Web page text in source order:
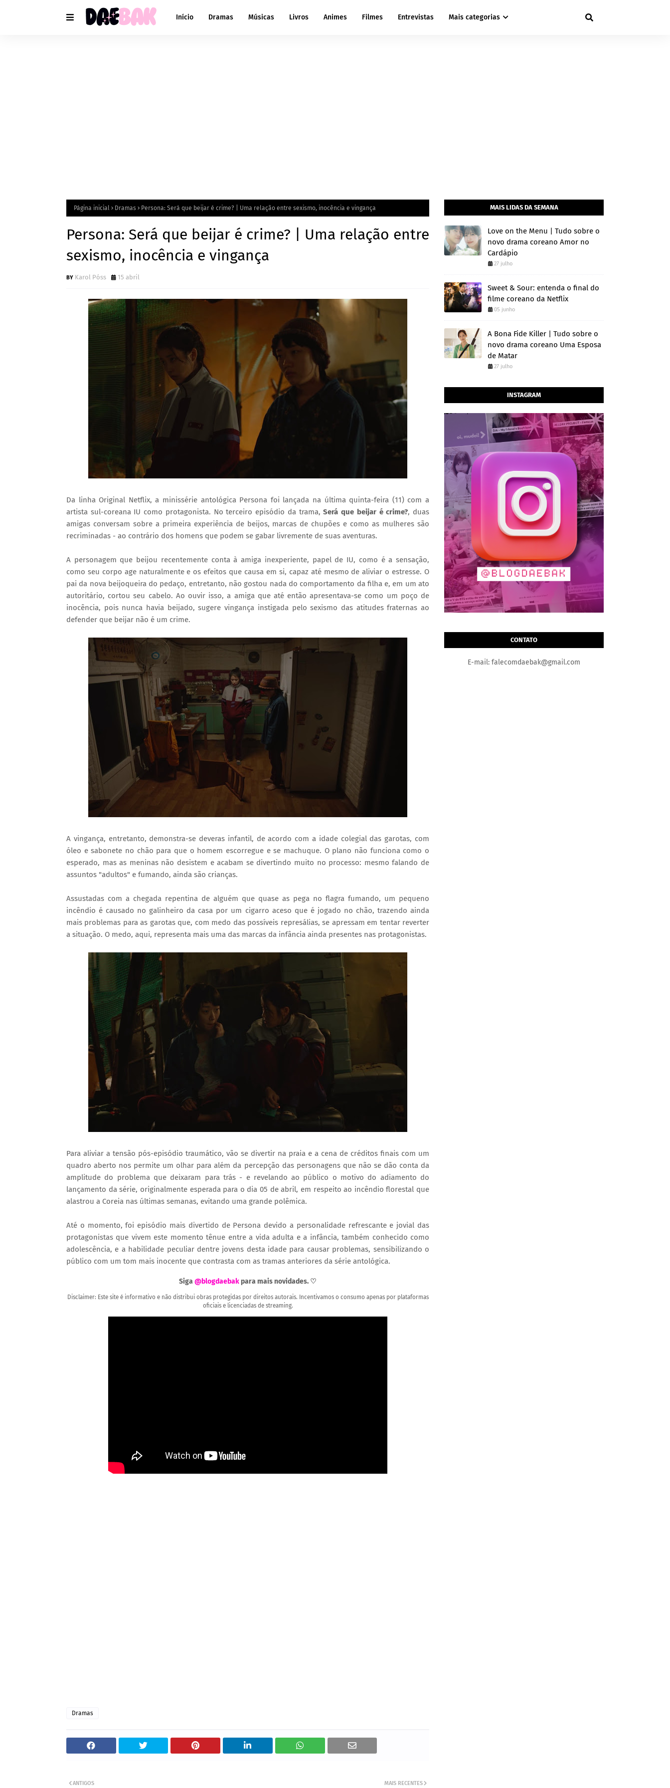
Início Dramas Músicas Livros Animes Filmes Entrevistas Mais categorias
Página inicial Dramas Persona: Será que beijar é crime? | Uma relação entre sexismo, inocência e vingança
Persona: Será que beijar é crime? | Uma relação entre
sexismo, inocência e vingança
Karol Póss 15 abril
Da linha Original Netflix, a minissérie antológica Persona foi lançada na última quinta-feira (11) com a
artista sul-coreana IU como protagonista. No terceiro episódio da trama,Será que beijar é crime?, duas
amigas conversam sobre a primeira experiência de beijos, marcas de chupões e como as mulheres são
recriminadas - ao contrário dos homens que podem se gabar livremente de suas aventuras.
A personagem que beijou recentemente conta à amiga inexperiente, papel de IU, como é a sensação,
como seu corpo age naturalmente e os efeitos que causa em si, capaz até mesmo de aliviar o estresse. O
pai da nova beijoqueira do pedaço, entretanto, não gostou nada do comportamento da filha e, em um ato
autoritário, cortou seu cabelo. Ao ouvir isso, a amiga que até então apresentava-se como um poço de
inocência, pois nunca havia beijado, sugere vingança instigada pelo sexismo das atitudes fraternas ao
defender que beijar não é um crime.
A vingança, entretanto, demonstra-se deveras infantil, de acordo com a idade colegial das garotas, com
óleo e sabonete no chão para que o homem escorregue e se machuque. O plano não funciona como o
esperado, mas as meninas não desistem e acabam se divertindo muito no processo: mesmo falando de
assuntos "adultos" e fumando, ainda são crianças.
Assustadas com a chegada repentina de alguém que quase as pega no flagra fumando, um pequeno
incêndio é causado no galinheiro da casa por um cigarro aceso que é jogado no chão, trazendo ainda
mais problemas para as garotas que, com medo das possíveis represálias, se apressam em tentar reverter
a situação. O medo, aqui, representa mais uma das marcas da infância ainda presentes nas protagonistas.
Para aliviar a tensão pós-episódio traumático, vão se divertir na praia e a cena de créditos finais com um
quadro aberto nos permite um olhar para além da percepção das personagens que não se dão conta da
amplitude do problema que deixaram para trás - e revelando ao público o motivo do adiamento do
lançamento da série, originalmente esperada para o dia 05 de abril, em respeito ao incêndio florestal que
alastrou a Coreia nas últimas semanas, evitando uma grande polêmica.
Até o momento, foi episódio mais divertido de Persona devido a personalidade refrescante e jovial das
protagonistas que vivem este momento tênue entre a vida adulta e a infância, também conhecido como
adolescência, e a habilidade peculiar dentre jovens desta idade para causar problemas, sensibilizando o
público com um tom mais inocente que contrasta com as tramas anteriores da série antológica.
Siga @blogdaebak para mais novidades. ♡
Disclaimer: Este site é informativo e não distribui obras protegidas por direitos autorais. Incentivamos o consumo apenas por plataformas
oficiais e licenciadas de streaming.
Dramas
MAIS RECENTES
ANTIGOS
MAIS LIDAS DA SEMANA
Love on the Menu | Tudo sobre o
novo drama coreano Amor no
Cardápio
27 julho
Sweet & Sour: entenda o final do
filme coreano da Netflix
05 junho
A Bona Fide Killer | Tudo sobre o
novo drama coreano Uma Esposa
de Matar
27 julho
INSTAGRAM
CONTATO
E-mail: falecomdaebak@gmail.com